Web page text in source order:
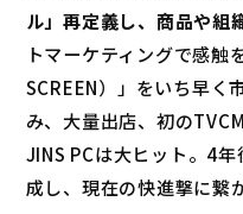
ル」再定義し、商品や組
トマーケティングで感触
SCREEN）」をいち早く
み、大量出店、初の
JINS PCは大ヒット。4
成し、現在の快進撃に繋